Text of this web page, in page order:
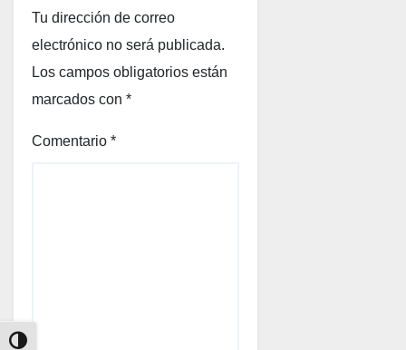
Alternar alto contraste
Tu dirección de correo
electrónico no será publicada.
Los campos obligatorios están
marcados con *
Comentario *